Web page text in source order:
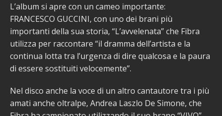
L’album si apre con un cameo importante:
FRANCESCO GUCCINI, con uno dei brani più
importanti della sua storia, “L’avvelenata” che Fibra
utilizza per raccontare “il dramma dell’artista e la
continua lotta tra l’urgenza di dire qualcosa e la paura
di essere sostituiti velocemente”.
Nel disco anche la voce di un altro cantautore tra i più
amati anche oltralpe, Andrea Laszlo De Simone, che